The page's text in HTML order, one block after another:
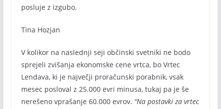
posluje z izgubo.
Tina Hozjan
V kolikor na naslednji seji občinski svetniki ne bodo
sprejeli zvišanja ekonomske cene vrtca, bo Vrtec
Lendava, ki je največji proračunski porabnik, vsak
mesec posloval z 25.000 evri minusa, tukaj pa je še
nerešeno vprašanje 60.000 evrov. “Na postavki za vrtec